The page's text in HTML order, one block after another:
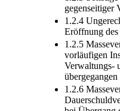
gegenseitiger
1.2.4
Eröffnung
1.2.5
vorläufigen
Verwaltungs-
übergegangen
1.2.6